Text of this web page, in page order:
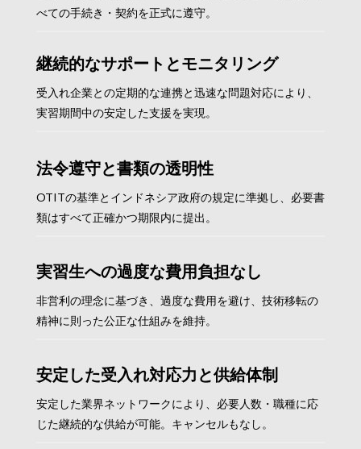
べての手続き・契約を正式に遵守。
継続的なサポートとモニタリング
受入れ企業との定期的な連携と迅速な問題対応により、
実習期間中の安定した支援を実現。
法令遵守と書類の透明性
OTITの基準とインドネシア政府の規定に準拠し、必要書
類はすべて正確かつ期限内に提出。
実習生への過度な費用負担なし
非営利の理念に基づき、過度な費用を避け、技術移転の
精神に則った公正な仕組みを維持。
安定した受入れ対応力と供給体制
安定した業界ネットワークにより、必要人数・職種に応
じた継続的な供給が可能。キャンセルもなし。